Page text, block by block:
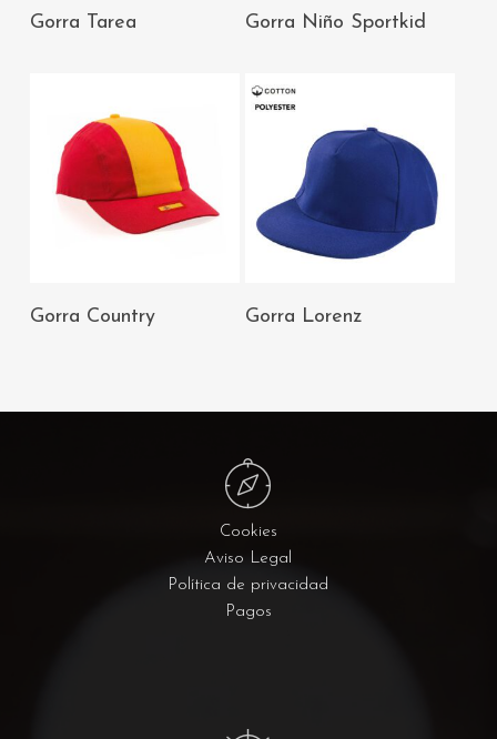
AÑADIR AL
Gorra Tarea
AÑADIR AL
Gorra Niño Sportkid
AÑADIR AL
Gorra Country
AÑADIR AL
Gorra Lorenz
Cookies
Aviso Legal
Política de privacidad
Pagos